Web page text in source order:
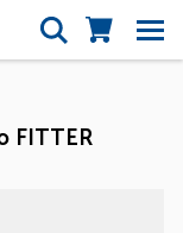
FITTER